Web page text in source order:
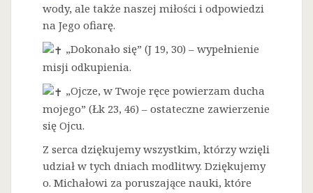
wody, ale także naszej miłości i odpowiedzi
na Jego ofiarę.
„Dokonało się” (J 19, 30) – wypełnienie
misji odkupienia.
„Ojcze, w Twoje ręce powierzam ducha
mojego” (Łk 23, 46) – ostateczne zawierzenie
się Ojcu.
Z serca dziękujemy wszystkim, którzy wzięli
udział w tych dniach modlitwy. Dziękujemy
o. Michałowi za poruszające nauki, które